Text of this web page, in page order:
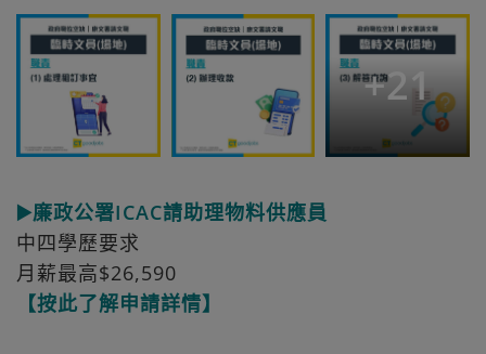
+21
▶️廉政公署ICAC請助理物料供應員
中四學歷要求
月薪最高$26,590
【按此了解申請詳情】